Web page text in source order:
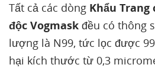
Tất cả các dòng Khẩu Trang
độc Vogmask đều có thông
lượng là N99, tức lọc được
hại kích thước từ 0,3